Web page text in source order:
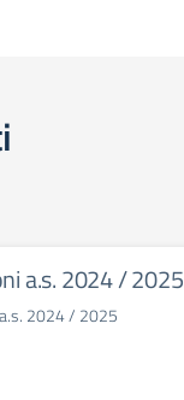
a.s. 2024 / 2025
2024 / 2025